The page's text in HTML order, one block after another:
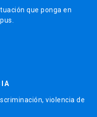
que ponga en
violencia de